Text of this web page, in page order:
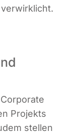
Pro­jekts
stel­len